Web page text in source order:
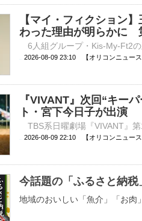
【マイ・フィクション
わった理由が明らかに
2026-08-09 23:10 【オリコンニュース
『VIVANT』次回“キー
ト・宮下今日子が出演
2026-08-09 22:10 【オリコンニュース
今話題の「ふるさと納税
地域のおいしい「魚介」「お肉